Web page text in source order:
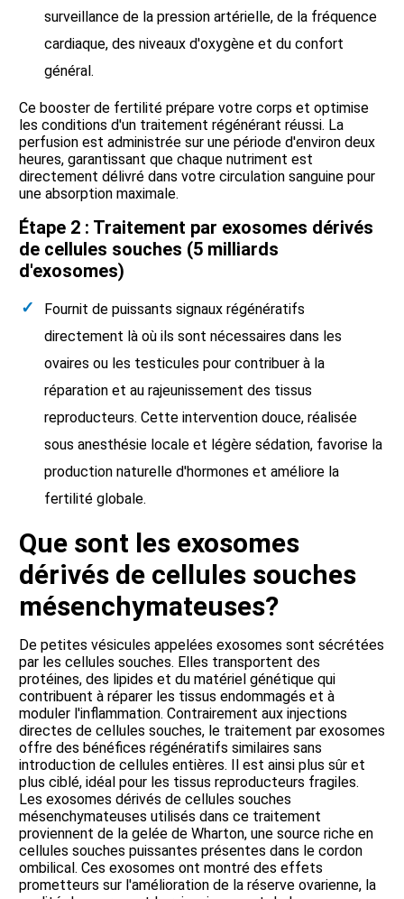
surveillance de la pression artérielle, de la fréquence
cardiaque, des niveaux d'oxygène et du confort
général.
Ce booster de fertilité prépare votre corps et optimise
les conditions d'un traitement régénérant réussi. La
perfusion est administrée sur une période d'environ deux
heures, garantissant que chaque nutriment est
directement délivré dans votre circulation sanguine pour
une absorption maximale.
Étape 2 : Traitement par exosomes dérivés
de cellules souches (5 milliards
d'exosomes)
Fournit de puissants signaux régénératifs
directement là où ils sont nécessaires dans les
ovaires ou les testicules pour contribuer à la
réparation et au rajeunissement des tissus
reproducteurs. Cette intervention douce, réalisée
sous anesthésie locale et légère sédation, favorise la
production naturelle d'hormones et améliore la
fertilité globale.
Que sont les exosomes
dérivés de cellules souches
mésenchymateuses?
De petites vésicules appelées exosomes sont sécrétées
par les cellules souches. Elles transportent des
protéines, des lipides et du matériel génétique qui
contribuent à réparer les tissus endommagés et à
moduler l'inflammation. Contrairement aux injections
directes de cellules souches, le traitement par exosomes
offre des bénéfices régénératifs similaires sans
introduction de cellules entières. Il est ainsi plus sûr et
plus ciblé, idéal pour les tissus reproducteurs fragiles.
Les exosomes dérivés de cellules souches
mésenchymateuses utilisés dans ce traitement
proviennent de la gelée de Wharton, une source riche en
cellules souches puissantes présentes dans le cordon
ombilical. Ces exosomes ont montré des effets
prometteurs sur l'amélioration de la réserve ovarienne, la